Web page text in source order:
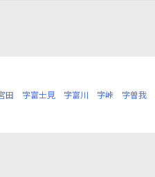
田 字富士見 字富川 字峠 字曽我